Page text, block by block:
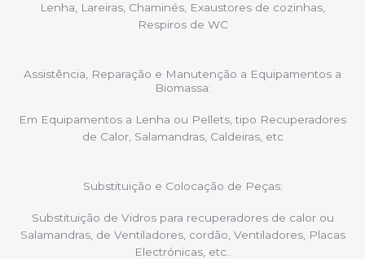
Lenha, Lareiras, Chaminés, Exaustores de cozinhas,
Respiros de WC
Assistência, Reparação e Manutenção a Equipamentos a
Biomassa:
Em Equipamentos a Lenha ou Pellets, tipo Recuperadores
de Calor, Salamandras, Caldeiras, etc
Substituição e Colocação de Peças:
Substituição de Vidros para recuperadores de calor ou
Salamandras, de Ventiladores, cordão, Ventiladores, Placas
Electrónicas, etc..